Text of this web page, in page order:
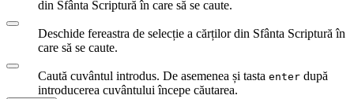
din Sfânta Scriptură în care să se caute.
Deschide fereastra de selecție a cărților din Sfânta Scriptură în
care să se caute.
Caută cuvântul introdus. De asemenea și tasta enter după
introducerea cuvântului începe căutarea.